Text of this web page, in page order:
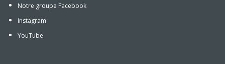
Notre groupe Facebook
Instagram
YouTube